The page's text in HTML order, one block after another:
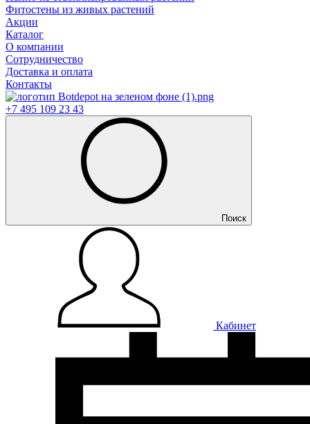
Фитостены из живых растений
Акции
Каталог
О компании
Сотрудничество
Доставка и оплата
Контакты
+7 495 109 23 43
Поиск
Кабинет